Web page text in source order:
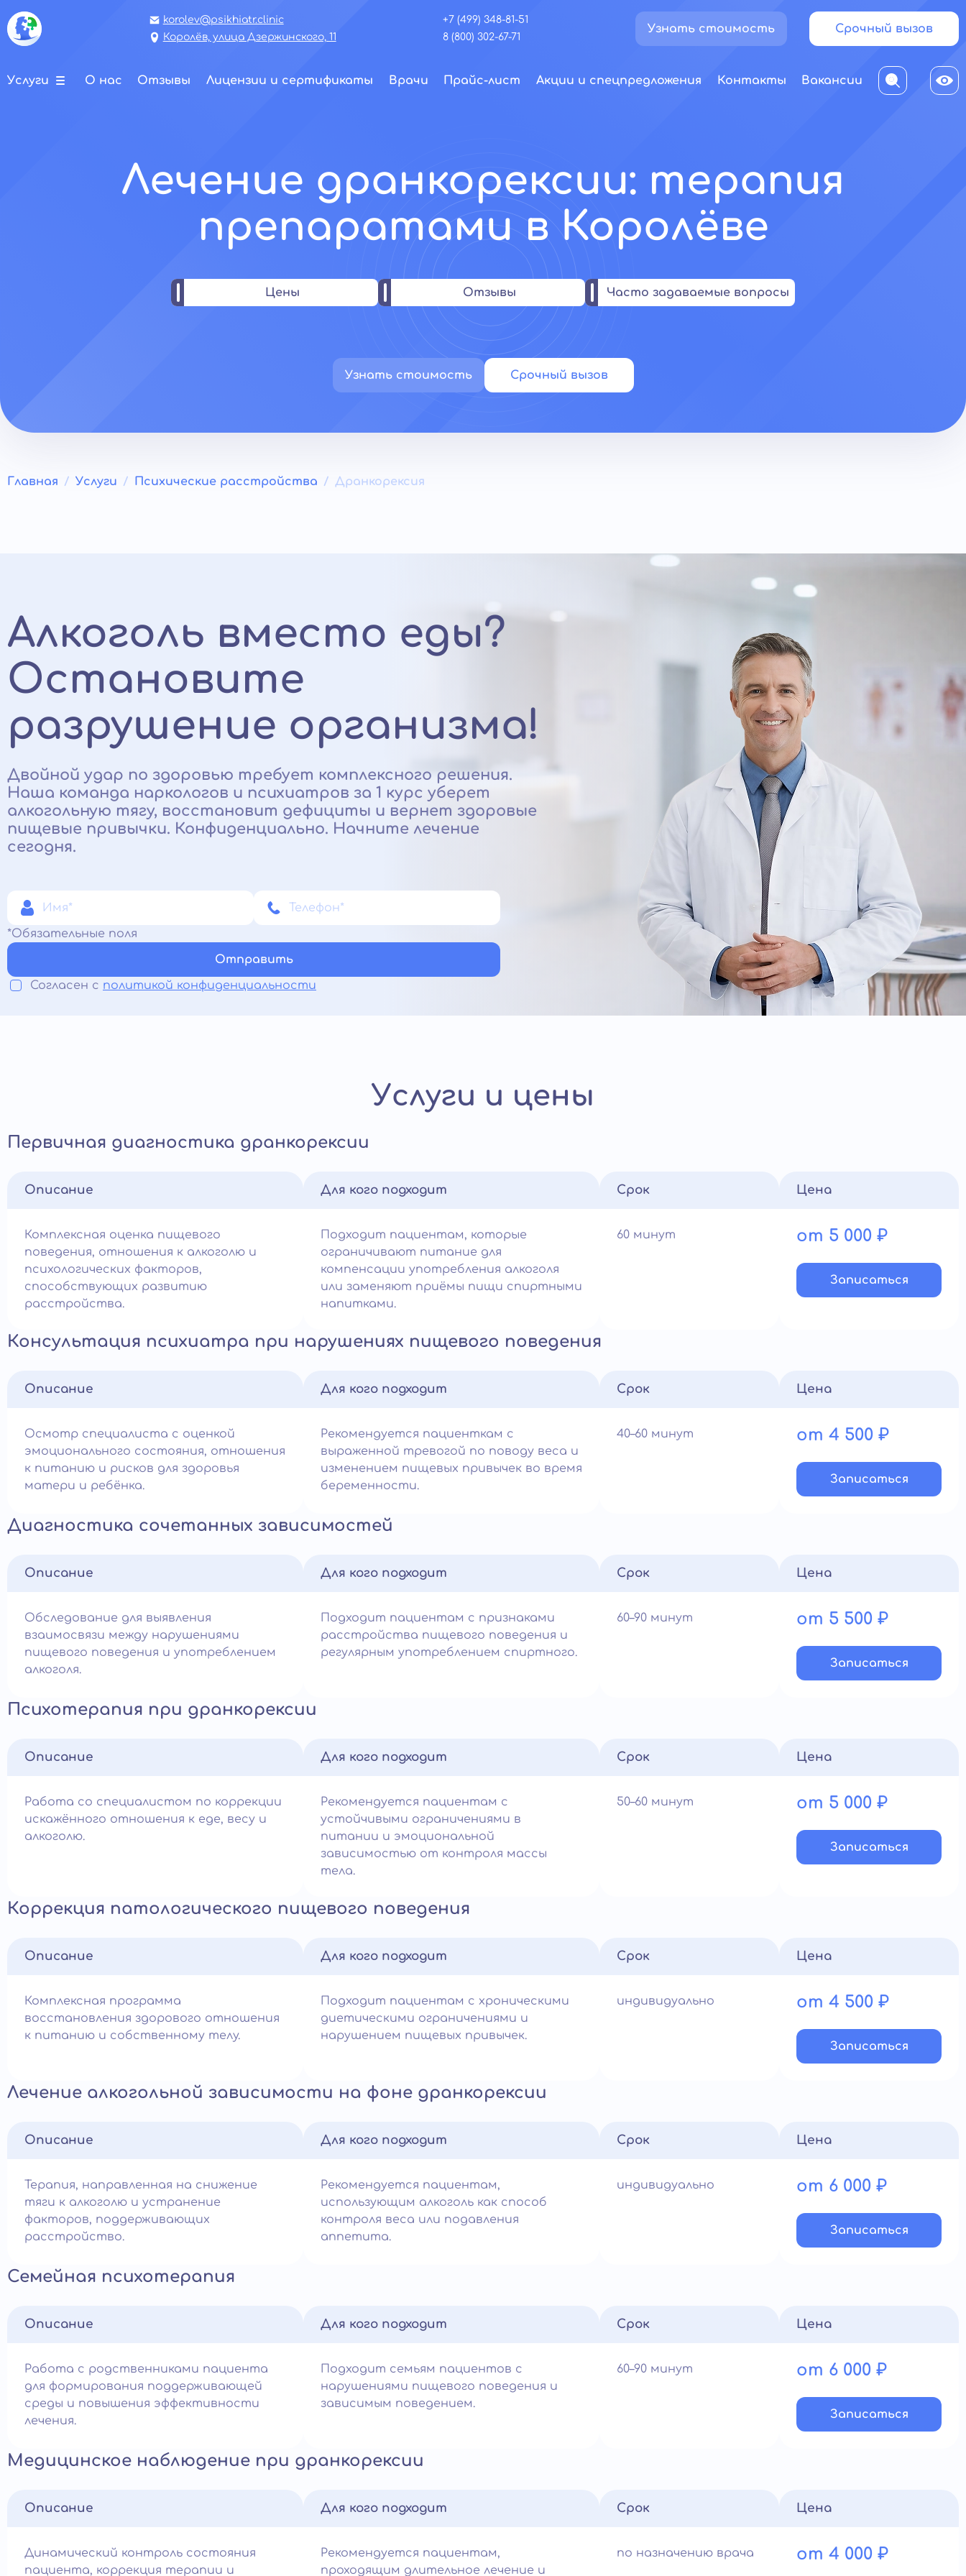
korolev@psikhiatr.clinic
Королёв, улица Дзержинского, 11
+7 (499) 348-81-51
8 (800) 302-67-71
Узнать стоимость Срочный вызов
Услуги О нас Отзывы Лицензии и сертификаты Врачи Прайс-лист Акции и спецпредложения Контакты Вакансии
Лечение дранкорексии: терапия
препаратами в Королёве
Цены Отзывы Часто задаваемые вопросы
Узнать стоимость Срочный вызов
Главная Услуги Психические расстройства Дранкорексия
Алкоголь вместо еды?
Остановите
разрушение организма!
Двойной удар по здоровью требует комплексного решения.
Наша команда наркологов и психиатров за 1 курс уберет
алкогольную тягу, восстановит дефициты и вернет здоровые
пищевые привычки. Конфиденциально. Начните лечение
сегодня.
*Обязательные поля
Отправить
Согласен с политикой конфиденциальности
Услуги и цены
Первичная диагностика дранкорексии
Описание
Комплексная оценка пищевого
поведения, отношения к алкоголю и
психологических факторов,
способствующих развитию
расстройства.
Для кого подходит
Подходит пациентам, которые
ограничивают питание для
компенсации употребления алкоголя
или заменяют приёмы пищи спиртными
напитками.
Срок
60 минут
Цена
от 5 000 ₽
Записатьcя
Консультация психиатра при нарушениях пищевого поведения
Описание
Осмотр специалиста с оценкой
эмоционального состояния, отношения
к питанию и рисков для здоровья
матери и ребёнка.
Для кого подходит
Рекомендуется пациенткам с
выраженной тревогой по поводу веса и
изменением пищевых привычек во время
беременности.
Срок
40–60 минут
Цена
от 4 500 ₽
Записатьcя
Диагностика сочетанных зависимостей
Описание
Обследование для выявления
взаимосвязи между нарушениями
пищевого поведения и употреблением
алкоголя.
Для кого подходит
Подходит пациентам с признаками
расстройства пищевого поведения и
регулярным употреблением спиртного.
Срок
60–90 минут
Цена
от 5 500 ₽
Записатьcя
Психотерапия при дранкорексии
Описание
Работа со специалистом по коррекции
искажённого отношения к еде, весу и
алкоголю.
Для кого подходит
Рекомендуется пациентам с
устойчивыми ограничениями в
питании и эмоциональной
зависимостью от контроля массы
тела.
Срок
50–60 минут
Цена
от 5 000 ₽
Записатьcя
Коррекция патологического пищевого поведения
Описание
Комплексная программа
восстановления здорового отношения
к питанию и собственному телу.
Для кого подходит
Подходит пациентам с хроническими
диетическими ограничениями и
нарушением пищевых привычек.
Срок
индивидуально
Цена
от 4 500 ₽
Записатьcя
Лечение алкогольной зависимости на фоне дранкорексии
Описание
Терапия, направленная на снижение
тяги к алкоголю и устранение
факторов, поддерживающих
расстройство.
Для кого подходит
Рекомендуется пациентам,
использующим алкоголь как способ
контроля веса или подавления
аппетита.
Срок
индивидуально
Цена
от 6 000 ₽
Записатьcя
Семейная психотерапия
Описание
Работа с родственниками пациента
для формирования поддерживающей
среды и повышения эффективности
лечения.
Для кого подходит
Подходит семьям пациентов с
нарушениями пищевого поведения и
зависимым поведением.
Срок
60–90 минут
Цена
от 6 000 ₽
Записатьcя
Медицинское наблюдение при дранкорексии
Описание
Динамический контроль состояния
пациента, коррекция терапии и
Для кого подходит
Рекомендуется пациентам,
проходящим длительное лечение и
Срок
по назначению врача
Цена
от 4 000 ₽